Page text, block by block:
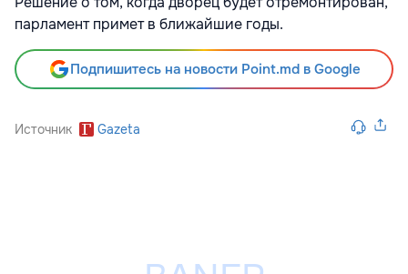
парламент примет в ближайшие годы.
Подпишитесь на новости Point.md в Google
Источник Gazeta